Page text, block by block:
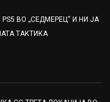
ВО „СЕДМЕРЕЦ“ И НИ ЈА
ТАКТИКА